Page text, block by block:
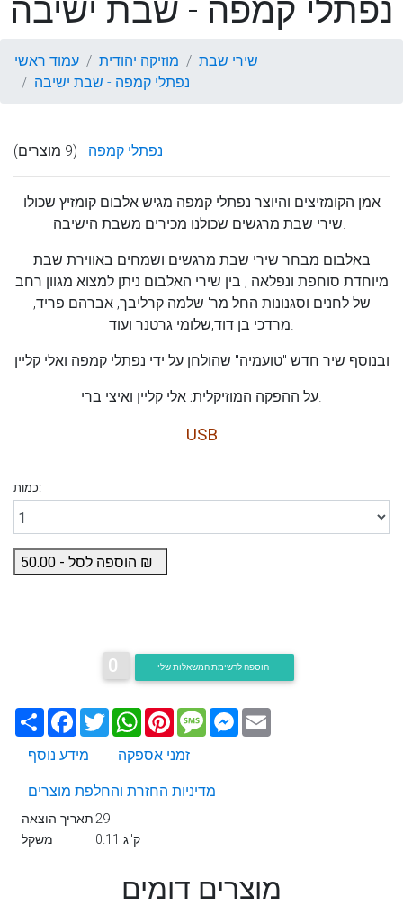
נפתלי קמפה - שבת ישיבה
עמוד ראשי מוזיקה יהודית
שירי שבת
נפתלי קמפה - שבת ישיבה
נפתלי קמפה (9 מוצרים)
אמן הקומזיצים והיוצר נפתלי קמפה מגיש אלבום קומזיץ שכולו
שירי שבת מרגשים שכולנו מכירים משבת הישיבה.
באלבום מבחר שירי שבת מרגשים ושמחים באווירת שבת
מיוחדת סוחפת ונפלאה , בין שירי האלבום ניתן למצוא מגוון רחב
של לחנים וסגנונות החל מר' שלמה קרליבך, אברהם פריד,
מרדכי בן דוד,שלומי גרטנר ועוד.
ובנוסף שיר חדש "טועמיה" שהולחן על ידי נפתלי קמפה ואלי קליין
על ההפקה המוזיקלית:אלי קליין ואיצי ברי.
USB
כמות:
הוספה לסל - 50.00
0
שתף Facebook
TwitterWhatsApp
PinterestMessageMessenger
מידע נוסף
זמני אספקה
מדיניות החזרת והחלפת מוצרים
תאריך הוצאה29
משקל
0.11 ק"ג
מוצרים דומים